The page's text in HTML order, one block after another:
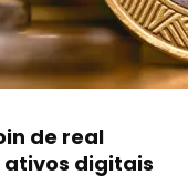
de real
digitais